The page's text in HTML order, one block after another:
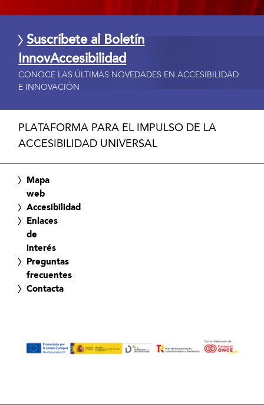
Suscríbete al Boletín
InnovAccesibilidad
CONOCE LAS ÚLTIMAS NOVEDADES EN ACCESIBILIDAD
E INNOVACIÓN
PLATAFORMA PARA EL IMPULSO DE LA
ACCESIBILIDAD UNIVERSAL
Mapa
web
Accesibilidad
Enlaces
de
interés
Preguntas
frecuentes
Contacta